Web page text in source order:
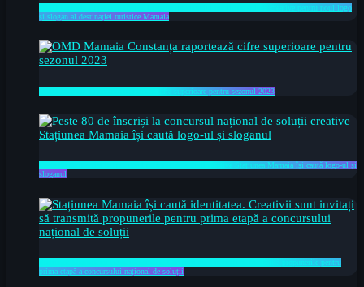
OMD Mamaia Constanța anunță lansarea concursului public de soluții creative pentru noul logo
și slogan al destinației turistice Mamaia
OMD Mamaia Constanța raportează cifre superioare pentru sezonul 2023
Peste 80 de înscriși la concursul național de soluții creative Stațiunea Mamaia își caută logo-ul și
sloganul
Stațiunea Mamaia își caută identitatea. Creativii sunt invitați să transmită propunerile pentru
prima etapă a concursului național de soluții